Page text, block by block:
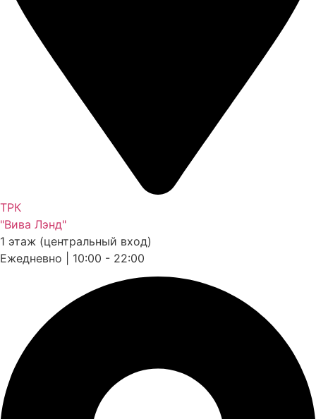
ТРК
"Вива Лэнд"
1 этаж (центральный вход)
Ежедневно | 10:00 - 22:00